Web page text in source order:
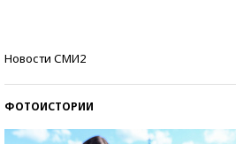
Новости СМИ2
ФОТОИСТОРИИ